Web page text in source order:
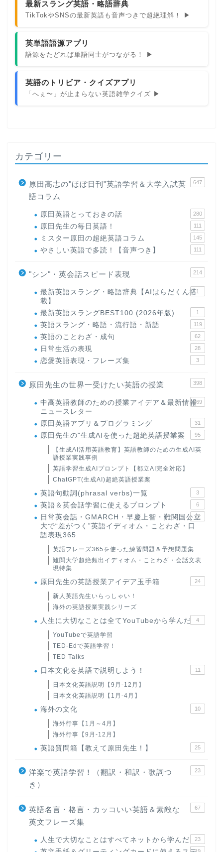
最新スラング英語・略語辞典
TikTokやSNSの最新英語も音声つきで超絶理解！ ▶
英単語語源アプリ
語源をたどれば単語同士がつながる！ ▶
英語のトリビア・クイズアプリ
「へぇ〜」が止まらない英語雑学クイズ ▶
カテゴリー
原田高志の"ほぼ日刊"英語学習＆大学入試英
語コラム
647
原田英語とっておきの話 280
原田先生の毎日英語！ 111
ミスター原田の超絶英語コラム 145
やさしい英語で多読！【音声つき】 111
"シン"・英会話スピード表現 214
最新英語スラング・略語辞典【AIはらだくん搭
載】
1
最新英語スラングBEST100 (2026年版) 1
英語スラング・略語・流行語・新語 119
英語のことわざ・成句 62
日常生活の表現 28
恋愛英語表現・フレーズ集 3
原田先生の世界一受けたい英語の授業 398
中高英語教師のための授業アイデア＆最新情報
ニュースレター
169
原田英語アプリ＆プログラミング 31
原田先生の"生成AIを使った超絶英語授業案 95
【生成AI活用英語教育】英語教師のための生成AI英
語授業実践事例
英語学習生成AIプロンプト【都立AI完全対応】
ChatGPT(生成AI)超絶英語授業案
英語句動詞(phrasal verbs)一覧 3
英語＆英会話学習に使えるプロンプト 6
日常英会話・GMARCH・早慶上智・難関国公立
大で“差がつく”英語イディオム・ことわざ・口
語表現365
22
英語フレーズ365を使った練習問題＆予想問題集
難関大学超絶頻出イディオム・ことわざ・会話文表
現特集
原田先生の英語授業アイデア玉手箱 24
新人英語先生いらっしゃい！
海外の英語授業実践シリーズ
人生に大切なことは全てYouTubeから学んだ 4
YouTubeで英語学習
TED-Edで英語学習！
TED Talks
日本文化を英語で説明しよう！ 11
日本文化英語説明【9月-12月】
日本文化英語説明【1月-4月】
海外の文化 10
海外行事【1月～4月】
海外行事【9月-12月】
英語質問箱【教えて原田先生！】 25
洋楽で英語学習！（翻訳・和訳・歌詞つ
き）
23
英語名言・格言・カッコいい英語＆素敵な
英文フレーズ集
67
人生で大切なことはすべてネットから学んだ 23